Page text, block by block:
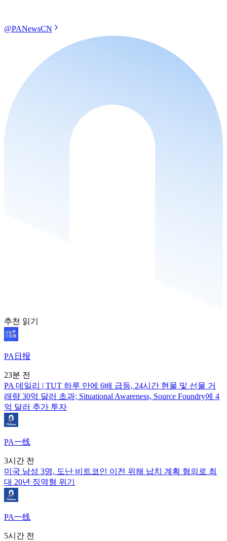
@PANewsCN
추천 읽기
PA日报
23분 전
PA 데일리 | TUT 하루 만에 6배 급등, 24시간 현물 및 선물 거
래량 30억 달러 초과; Situational Awareness, Source Foundry에 4
억 달러 추가 투자
PA一线
3시간 전
미국 남성 3명, 도난 비트코인 이전 위해 납치 계획 혐의로 최
대 20년 징역형 위기
PA一线
5시간 전